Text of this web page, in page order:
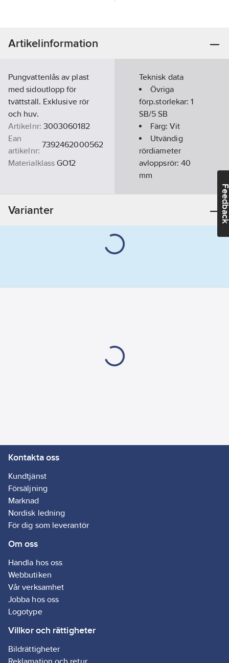
Artikelinformation
Pungvattenlås av plast
med sidoutlopp för
tvättställ. Exklusive rör
och huv.
Artikelnr: 3003060182
Ean
artikelnr:
7392462000562
Materialklass GO12
Teknisk data
Övriga
förp.storlekar:1
SB/5 SB
Färg:Vit
Utvändig
rördiameter
avloppsrör: 40
mm
bottenventil:1
Löpmutter
Varianter
Kontakta oss
Kundtjänst
Försäljning
Marknad
Nordisk ledning
För dig som leverantör
Om oss
Handla hos oss
Webbutiken
Vår verksamhet
Jobba hos oss
Logotype
Villkor och rättigheter
Bildrättigheter